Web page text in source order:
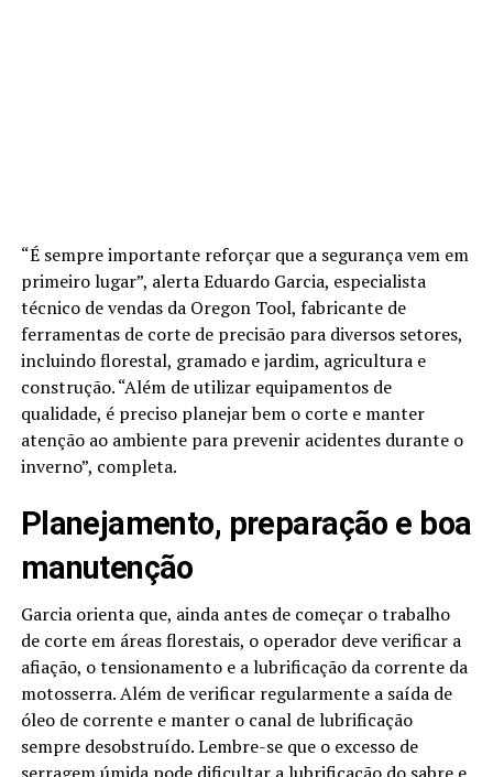
“É sempre importante reforçar que a segurança vem em
primeiro lugar”, alerta Eduardo Garcia, especialista
técnico de vendas da Oregon Tool, fabricante de
ferramentas de corte de precisão para diversos setores,
incluindo florestal, gramado e jardim, agricultura e
construção. “Além de utilizar equipamentos de
qualidade, é preciso planejar bem o corte e manter
atenção ao ambiente para prevenir acidentes durante o
inverno”, completa.
Planejamento, preparação e boa
manutenção
Garcia orienta que, ainda antes de começar o trabalho
de corte em áreas florestais, o operador deve verificar a
afiação, o tensionamento e a lubrificação da corrente da
motosserra. Além de verificar regularmente a saída de
óleo de corrente e manter o canal de lubrificação
sempre desobstruído. Lembre-se que o excesso de